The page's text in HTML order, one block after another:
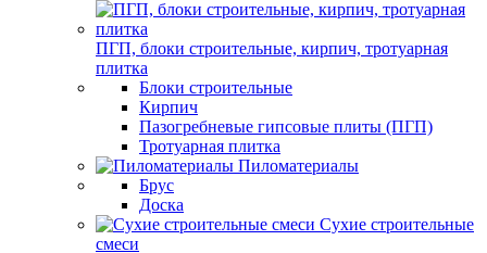
ПГП, блоки строительные, кирпич, тротуарная
плитка
Блоки строительные
Кирпич
Пазогребневые гипсовые плиты (ПГП)
Тротуарная плитка
Пиломатериалы
Брус
Доска
Сухие строительные
смеси